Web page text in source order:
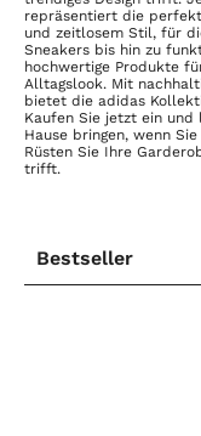
repräsentiert die
und zeitlosem Stil, für
Sneakers bis hin zu
hochwertige Produkte
Alltagslook. Mit
bietet die adidas
Kaufen Sie jetzt ein und
Hause bringen, wenn
Rüsten Sie Ihre
trifft.